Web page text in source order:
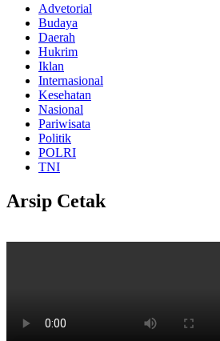
Advetorial
Budaya
Daerah
Hukrim
Iklan
Internasional
Kesehatan
Nasional
Pariwisata
Politik
POLRI
TNI
Arsip Cetak